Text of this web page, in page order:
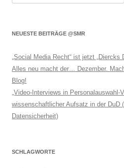
NEUESTE BEITRÄGE @SMR
„Social Media Recht“ ist jetzt „Diercks
Alles neu macht der… Dezember.
Blog!
„Video-Interviews in Personalauswahl-
wissenschaftlicher Aufsatz in der DuD
Datensicherheit)
SCHLAGWORTE